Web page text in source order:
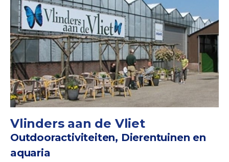
Vlinders aan de Vliet
Outdooractiviteiten, Dierentuinen en
aquaria